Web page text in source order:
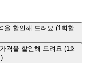
을 할인해 드려요 (1회할
격을 할인해 드려요 (1회